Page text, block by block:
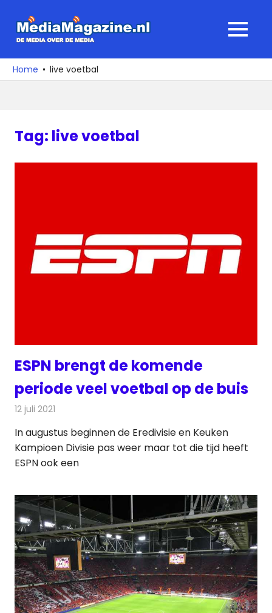
naar
media
over
MENU
Home live voetbal
Tag: live voetbal
ESPN brengt de komende
periode veel voetbal op de buis
12 juli 2021
In augustus beginnen de Eredivisie en Keuken
Kampioen Divisie pas weer maar tot die tijd heeft
ESPN ook een